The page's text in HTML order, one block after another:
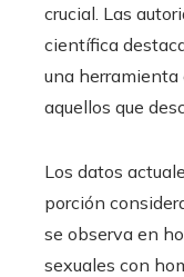
crucial. Las
científica
una
aquellos que
Los datos
porción
se observa en
sexuales con